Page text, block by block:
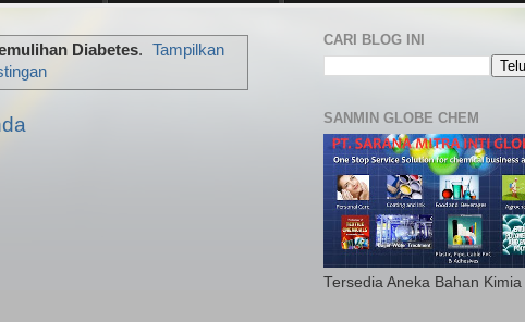
Diabetes.
Tampilkan
CARI BLOG INI
SANMIN GLOBE CHEM
Tersedia Aneka Bahan Kimia